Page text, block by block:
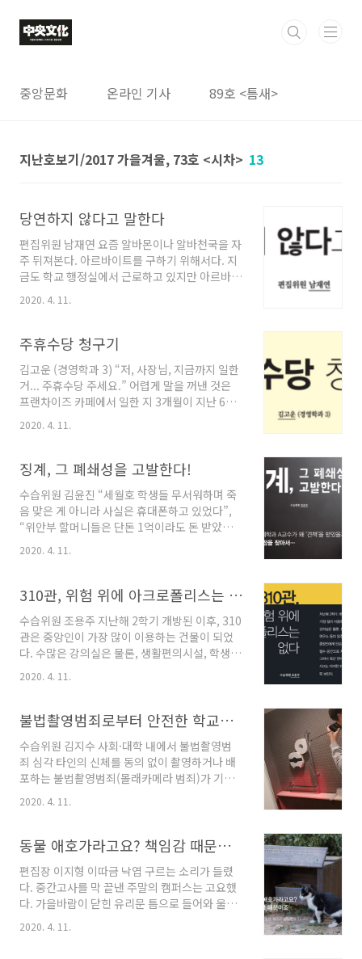
중앙문화 온라인 기사 89호 <틈새>
지난호보기/2017 가을겨울, 73호 <시차> 13
당연하지 않다고 말한다
편집위원 남재연 요즘 알바몬이나 알바천국을 자
주 뒤져본다. 아르바이트를 구하기 위해서다. 지
금도 학교 행정실에서 근로하고 있지만 아르바이
트 하나로 월세와 생활비를 충당하기엔 턱없이
부족하다. 이대론 부모님께 빚과 부담만 한가득
러나 쉽사리 아르바이트를 구할 수 없었다. 최저
열악했기 때문이다. 근로계약서, 주휴수당, 사대
보험 등을 보장해주는 사업장은 흔치 않았다. 어
찌어찌 연락한 편의점 알바 면접에선 이런 소리
를 들었다. “우리는 무조건 한 달 월급 41만 원이
안 돼요. 같이 일하는 고등학생 친구도 1년째 성
실하게 ..
2020. 4. 11.
주휴수당 청구기
김고운 (경영학과 3) “저, 사장님, 지금까지 일한
거... 주휴수당 주세요.” 어렵게 말을 꺼낸 것은
프랜차이즈 카페에서 일한 지 3개월이 지난 6월
에서였다. 빠릿빠릿하지 못하다고 하루 만에 다
른 곳에서 잘린 후에 구한 아르바이트였기에, 나
주휴수당에 대해선 쉽게 말을 꺼낼 수가 없었다.
그 전까지 수많은 아르바이트를 해봤지만, 주휴
수당을 준 곳은 한 곳뿐이었다. 임금이나 제대로
챙겨주면 다행이었지, 열아홉 살 때 처음 아르바
이트했던 프랜차이즈 빵집은 주휴수당은커녕 첫
3개월간은 수습 기간이라며 최저시급마저 제대
가 손해를 본다며, 일을 가르쳐주면서 임금을 주
는 것..
2020. 4. 11.
징계, 그 폐쇄성을 고발한다!
수습위원 김윤진 “세월호 학생들 무서워하며 죽
음 맞은 게 아니라 사실은 휴대폰하고 있었다”,
“위안부 할머니들은 단돈 1억이라도 돈 받았을
거다”, “중국여자들이랑 사귀지 마라. 진짜 교육
잘 받고 양반이고 지식인들은 전부 대만에 가 있
대학생들 본인들은 엄청 깨끗하고 먼지 하나 안
나올 것처럼 구는데 적당히 하고 그만둘 때를 알
아야 한다”. 이 말들은 모두 중앙대학교 정치국제
학과 A교수가 전공 수업 중에 한 발언으로, 지난
5월 11일 경향신문을 통해 공개되었다. 이후 학
내외로 논란이 커지자 학과장이었던 A교수는 학
고 있다. 사과문을 작성했지만 정치국제학과 내
부..
2020. 4. 11.
310관, 위험 위에 아크로폴리스는 없다
수습위원 조용주 지난해 2학기 개방된 이후, 310
관은 중앙인이 가장 많이 이용하는 건물이 되었
다. 수많은 강의실은 물론, 생활편의시설, 학생자
앙인에게 단순한 ‘교육 공간’을 넘어 ‘생활 필수
어 발생한 엘리베이터 사고는 이러한 310관의 의
미를 퇴색시키는 듯 보인다. 이 사건들은 학내 언
론의 보도를 통해 알려진 것이다. 이외에 310관
종합상황실과 시설팀이 파악하지 못한 사고까지
포함하면 더 많은 사고가 발생했을 것으로 추정
된다. 310관에서만 이렇게 많은 사고가 발생하는
초과 설정 때문 이라고 설명한다...
2020. 4. 11.
불법촬영범죄로부터 안전한 학교를 위해
수습위원 김지수 사회·대학 내에서 불법촬영범
죄 심각 타인의 신체를 동의 없이 촬영하거나 배
포하는 불법촬영범죄(몰래카메라 범죄)가 기승
으로 불법촬영범죄는 갈수록 교묘해지고 있다.
새로운 불안과 공포에 떨 수밖에 없게 되었다. 경
찰청 자료에 따르면 불법촬영범죄(몰래카메라)
는 2011년 1,523건에서 2016년 5,185건으로 3
배 이상 늘었다. 대학 내에서의 불법촬영범죄 역
시 심각한 문제다. 지난 10월 홍익대학교 서울캠
퍼스에서는 여자 화장실에서 휴대폰을 이용해 불
2020. 4. 11.
동물 애호가라고요? 책임감 때문이죠 - 고양이 돌봄 동아리 냥침반을 만나다
편집장 이지형 이따금 낙엽 구르는 소리가 들렸
다. 중간고사를 막 끝낸 주말의 캠퍼스는 고요했
다. 가을바람이 닫힌 유리문 틈으로 들어와 울었
다. 부쩍 차가워진 날씨에 행인들은 팔짱을 끼고
좁은 보폭으로 걸었다. 해가 물들기 시작한 오후
2020. 4. 11.